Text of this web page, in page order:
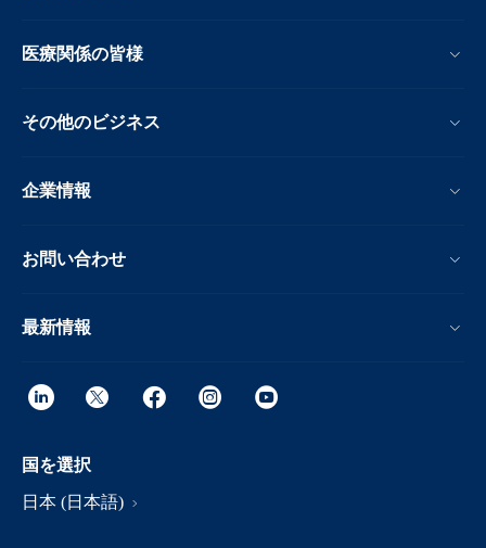
医療関係の皆様
その他のビジネス
企業情報
お問い合わせ
最新情報
国を選択
日本 (日本語)